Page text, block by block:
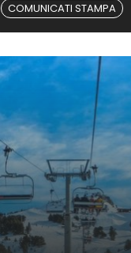
COMUNICATI STAMPA